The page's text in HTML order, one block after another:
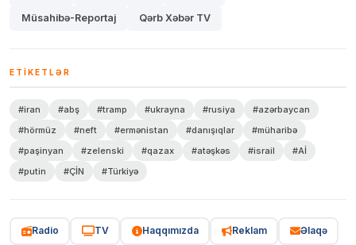
Müsahibə-Reportaj Qərb Xəbər TV
ETIKETLƏR
#iran #abş #tramp #ukrayna #rusiya
#azərbaycan
#hörmüz
#neft #ermənistan #danışıqlar
#müharibə
#paşinyan
#zelenski #qazax #atəşkəs #israil
#Aİ
#putin
#ÇİN #Türkiyə
Radio TV Haqqımızda Reklam Əlaqə